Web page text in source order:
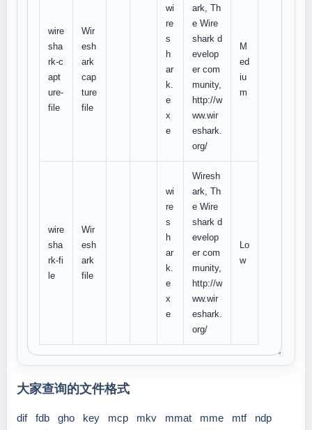
wire
sha
rk-c
apt
ure-
file
Wir
esh
ark
cap
ture
file
wi
re
s
h
ar
k.
e
x
e
ark, Th
e Wire
shark d
evelop
er com
munity,
http://w
ww.wir
eshark.
org/
M
ed
iu
m
wire
sha
rk-fi
le
Wir
esh
ark
file
wi
re
s
h
ar
k.
e
x
e
Wiresh
ark, Th
e Wire
shark d
evelop
er com
munity,
http://w
ww.wir
eshark.
org/
Lo
w
大家查询的文件格式
dif fdb gho key mcp mkv mmat mme mtf
ndp